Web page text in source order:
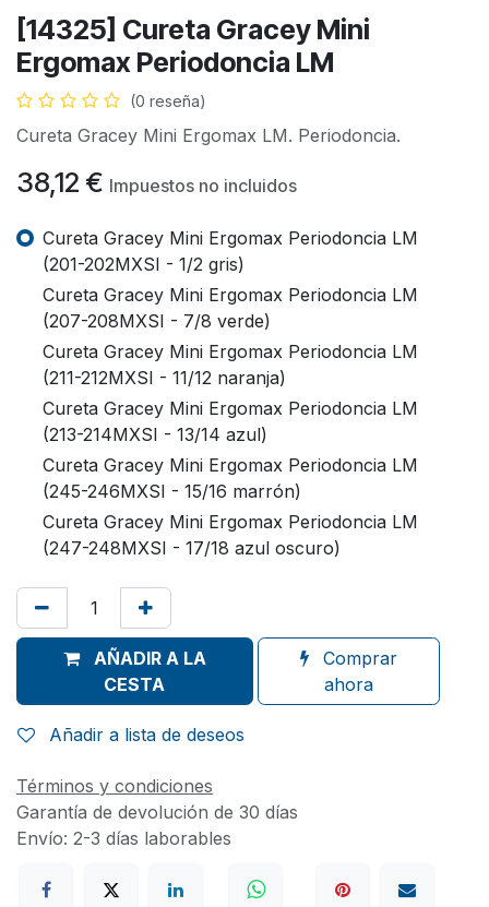
[14325] Cureta Gracey Mini
Ergomax Periodoncia LM
(0 reseña)
Cureta Gracey Mini Ergomax LM. Periodoncia.
38,12 € Impuestos no incluidos
Cureta Gracey Mini Ergomax Periodoncia LM
(201-202MXSI - 1/2 gris)
Cureta Gracey Mini Ergomax Periodoncia LM
(207-208MXSI - 7/8 verde)
Cureta Gracey Mini Ergomax Periodoncia LM
(211-212MXSI - 11/12 naranja)
Cureta Gracey Mini Ergomax Periodoncia LM
(213-214MXSI - 13/14 azul)
Cureta Gracey Mini Ergomax Periodoncia LM
(245-246MXSI - 15/16 marrón)
Cureta Gracey Mini Ergomax Periodoncia LM
(247-248MXSI - 17/18 azul oscuro)
AÑADIR A LA
CESTA
Comprar
ahora
Añadir a lista de deseos
Términos y condiciones
Garantía de devolución de 30 días
Envío: 2-3 días laborables